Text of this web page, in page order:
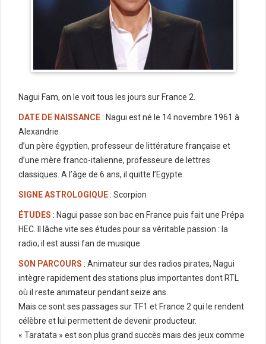
Nagui Fam, on le voit tous les jours sur France 2.
DATE DE NAISSANCE : Nagui est né le 14 novembre 1961 à
Alexandrie
d’un père égyptien, professeur de littérature française et
d’une mère franco-italienne, professeure de lettres
classiques. A l’âge de 6 ans, il quitte l’Egypte.
SIGNE ASTROLOGIQUE : Scorpion
ÉTUDES : Nagui passe son bac en France puis fait une Prépa
HEC. Il lâche vite ses études pour sa véritable passion : la
radio; il est aussi fan de musique.
SON PARCOURS : Animateur sur des radios pirates, Nagui
intègre rapidement des stations plus importantes dont RTL
où il reste animateur pendant seize ans.
Mais ce sont ses passages sur TF1 et France 2 qui le rendent
célèbre et lui permettent de devenir producteur.
« Taratata » est son plus grand succès mais des jeux comme